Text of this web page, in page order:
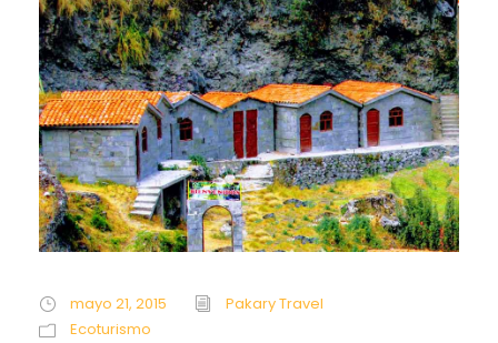
mayo 21, 2015
Pakary Travel
Ecoturismo